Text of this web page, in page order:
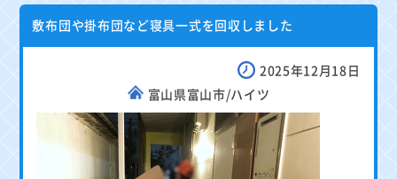
敷布団や掛布団など寝具一式を回収しました
2025年12月18日
富山県富山市/ハイツ